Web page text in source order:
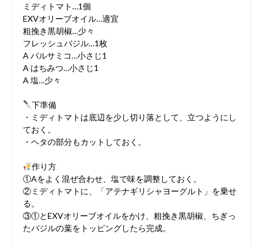
ミディトマト…1個⁣
EXVオリーブオイル…適宜⁣
粗挽き黒胡椒…少々⁣
フレッシュバジル…1枚⁣
A バルサミコ…小さじ1⁣
A はちみつ…小さじ1⁣
A 塩…少々⁣
下準備⁣
・ミディトマトは底辺を少し切り落として、立つようにし
ておく。⁣
・ヘタの部分もカットしておく。⁣
作り方⁣
①Aをよく混ぜ合わせ、塩で味を調整しておく。⁣
②ミディトマトに、「アテナギリシャヨーグルト」を乗せ
る。⁣
③①とEXVオリーブオイルをかけ、粗挽き黒胡椒、ちぎっ
たバジルの葉をトッピングしたら完成。⁣